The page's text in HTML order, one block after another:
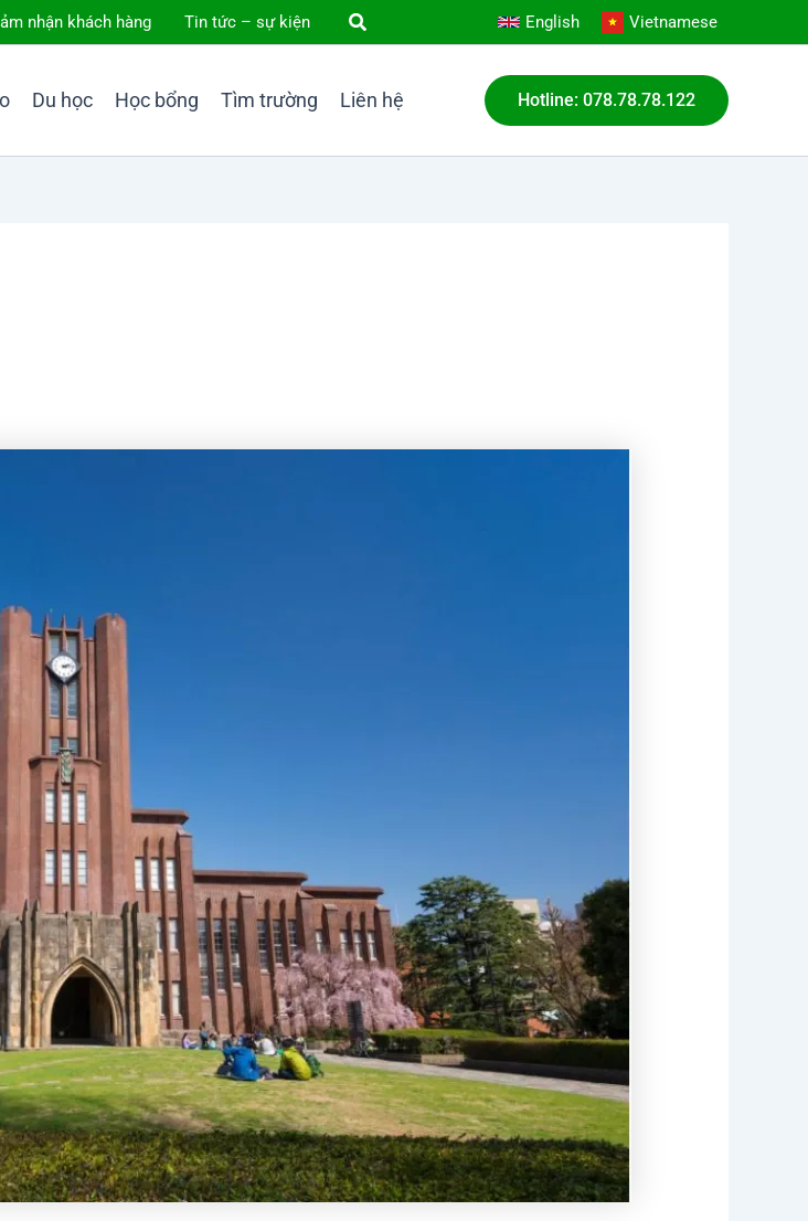
nhận khách hàng Tin tức – sự kiện English Vietnamese
Du học Học bổng Tìm trường Liên hệ Hotline: 078.78.78.122